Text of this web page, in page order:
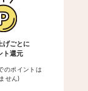
げごとに
ト還元
のポイントは
せん)